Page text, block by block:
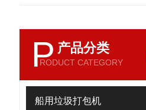
P 产品分类
RODUCT CATEGORY
船用垃圾打包机